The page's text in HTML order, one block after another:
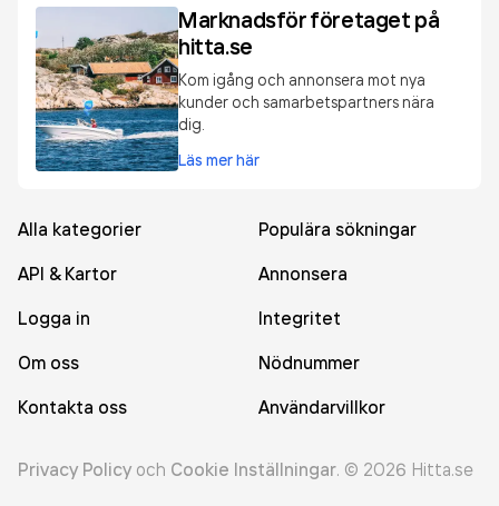
Marknadsför företaget på
hitta.se
Kom igång och annonsera mot nya
kunder och samarbetspartners nära
dig.
Läs mer här
Alla kategorier
Populära sökningar
API & Kartor
Annonsera
Logga in
Integritet
Om oss
Nödnummer
Kontakta oss
Användarvillkor
Privacy Policy och Cookie Inställningar. © 2026 Hitta.se